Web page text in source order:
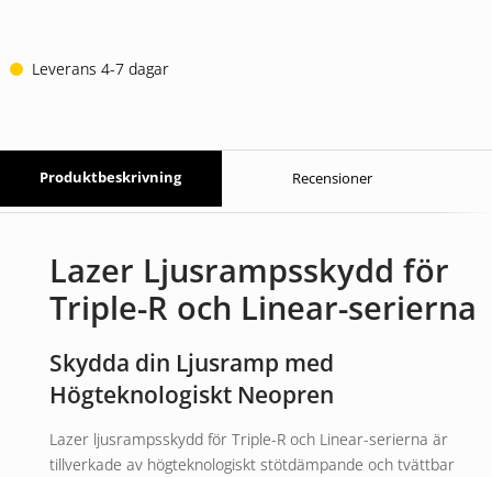
Leverans 4-7 dagar
Produktbeskrivning Recensioner
Lazer Ljusrampsskydd för
Triple-R och Linear-serierna
Skydda din Ljusramp med
Högteknologiskt Neopren
Lazer ljusrampsskydd för Triple-R och Linear-serierna är
tillverkade av högteknologiskt stötdämpande och tvättbar